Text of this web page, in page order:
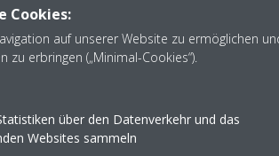
Cookies:
auf unserer Website zu ermöglichen
erbringen („Minimal-Cookies“).
über den Datenverkehr und das
Websites sammeln